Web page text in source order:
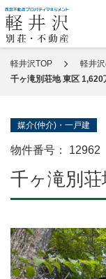
軽井沢TOP
軽井
千ヶ滝別荘地 東区
媒介(仲介)・一戸建
物件番号： 12962
千ヶ滝別荘